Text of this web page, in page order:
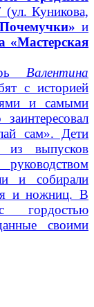
(ул. Куникова,
и
«Мастерская
Валентина
с историей
и самыми
сам». Дети
из выпусков
и собирали
и ножниц. В
гордостью
своими